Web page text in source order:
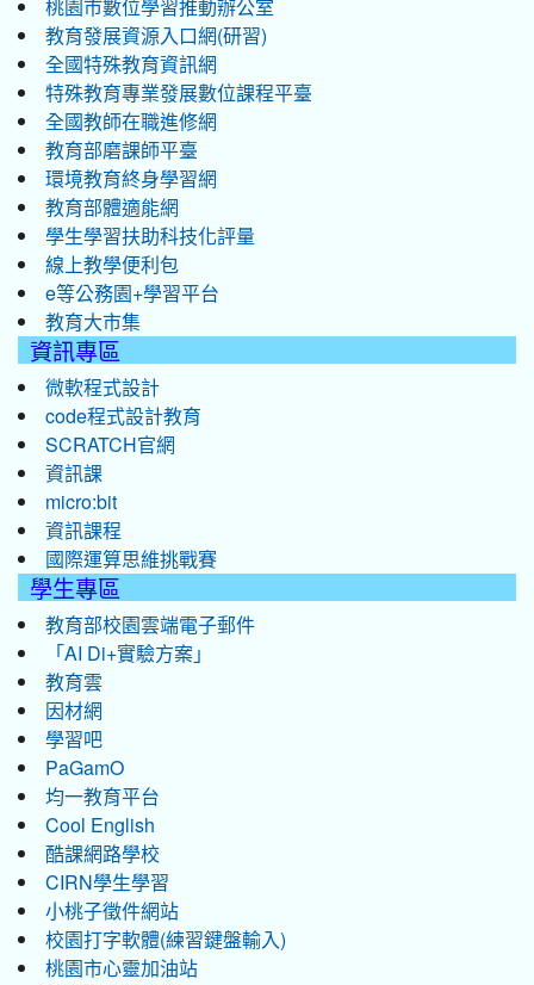
桃園市數位學習推動辦公室
教育發展資源入口網(研習)
全國特殊教育資訊網
特殊教育專業發展數位課程平臺
全國教師在職進修網
教育部磨課師平臺
環境教育終身學習網
教育部體適能網
學生學習扶助科技化評量
線上教學便利包
e等公務園+學習平台
教育大市集
資訊專區
微軟程式設計
code程式設計教育
SCRATCH官網
資訊課
micro:bit
資訊課程
國際運算思維挑戰賽
學生專區
教育部校園雲端電子郵件
「AI Di+實驗方案」
教育雲
因材網
學習吧
PaGamO
均一教育平台
Cool English
酷課網路學校
CIRN學生學習
小桃子徵件網站
校園打字軟體(練習鍵盤輸入)
桃園市心靈加油站